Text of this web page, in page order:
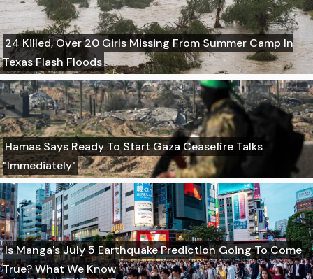
24 Killed, Over 20 Girls Missing From Summer Camp In
Texas Flash Floods
Hamas Says Ready To Start Gaza Ceasefire Talks
"Immediately"
Is Manga's July 5 Earthquake Prediction Going To Come
True? What We Know